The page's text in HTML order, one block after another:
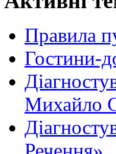
Правила
Гостини-
Михайло